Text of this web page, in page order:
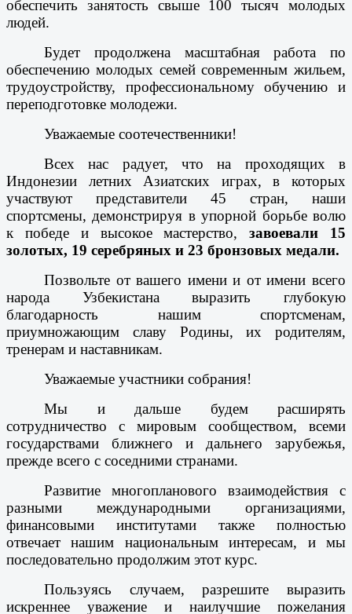
обеспечить занятость свыше 100 тысяч молодых
людей.
Будет продолжена масштабная работа по
обеспечению молодых семей современным жильем,
трудоустройству, профессиональному обучению и
переподготовке молодежи.
Уважаемые соотечественники!
Всех нас радует, что на проходящих в
Индонезии летних Азиатских играх, в которых
участвуют представители 45 стран, наши
спортсмены, демонстрируя в упорной борьбе волю
к победе и высокое мастерство,завоевали 15
золотых, 19 серебряных и 23 бронзовых медали.
Позвольте от вашего имени и от имени всего
народа Узбекистана выразить глубокую
благодарность нашим спортсменам,
приумножающим славу Родины, их родителям,
тренерам и наставникам.
Уважаемые участники собрания!
Мы и дальше будем расширять
сотрудничество с мировым сообществом, всеми
государствами ближнего и дальнего зарубежья,
прежде всего с соседними странами.
Развитие многопланового взаимодействия с
разными международными организациями,
финансовыми институтами также полностью
отвечает нашим национальным интересам, и мы
последовательно продолжим этот курс.
Пользуясь случаем, разрешите выразить
искреннее уважение и наилучшие пожелания